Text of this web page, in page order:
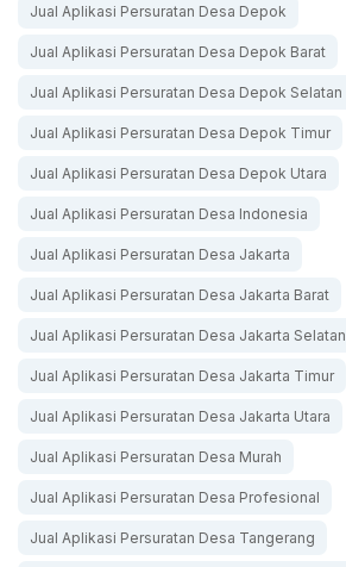
Jual Aplikasi Persuratan Desa Depok
Jual Aplikasi Persuratan Desa Depok Barat
Jual Aplikasi Persuratan Desa Depok Selatan
Jual Aplikasi Persuratan Desa Depok Timur
Jual Aplikasi Persuratan Desa Depok Utara
Jual Aplikasi Persuratan Desa Indonesia
Jual Aplikasi Persuratan Desa Jakarta
Jual Aplikasi Persuratan Desa Jakarta Barat
Jual Aplikasi Persuratan Desa Jakarta Selatan
Jual Aplikasi Persuratan Desa Jakarta Timur
Jual Aplikasi Persuratan Desa Jakarta Utara
Jual Aplikasi Persuratan Desa Murah
Jual Aplikasi Persuratan Desa Profesional
Jual Aplikasi Persuratan Desa Tangerang